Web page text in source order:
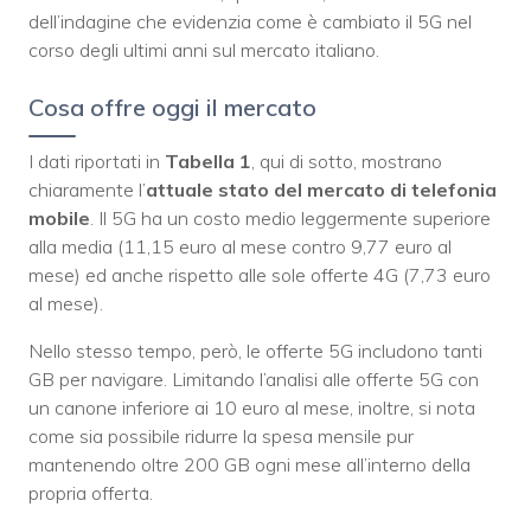
dell’indagine che evidenzia come è cambiato il 5G nel
corso degli ultimi anni sul mercato italiano.
Cosa offre oggi il mercato
I dati riportati in Tabella 1, qui di sotto, mostrano
chiaramente l’attuale stato del mercato di telefonia
mobile. Il 5G ha un costo medio leggermente superiore
alla media (11,15 euro al mese contro 9,77 euro al
mese) ed anche rispetto alle sole offerte 4G (7,73 euro
al mese).
Nello stesso tempo, però, le offerte 5G includono tanti
GB per navigare. Limitando l’analisi alle offerte 5G con
un canone inferiore ai 10 euro al mese, inoltre, si nota
come sia possibile ridurre la spesa mensile pur
mantenendo oltre 200 GB ogni mese all’interno della
propria offerta.